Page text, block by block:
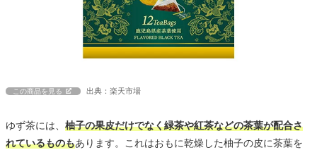
この商品を見る 出典：楽天市場
ゆず茶には、 柚子の果皮だけでなく緑茶や紅茶などの茶葉が配合さ
れているものもあります。これはおもに乾燥した柚子の皮に茶葉を